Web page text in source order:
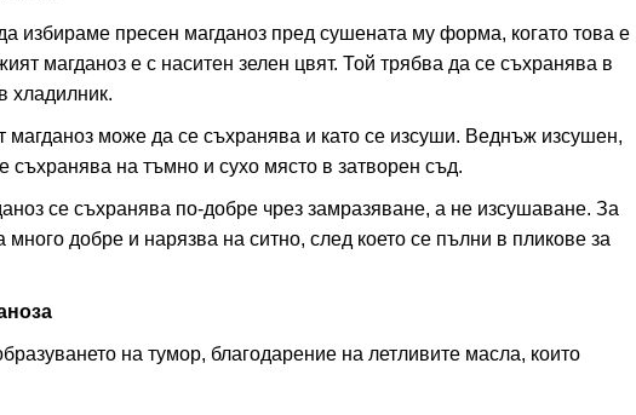
избираме пресен магданоз пред сушената му форма, когато това е
магданоз е с наситен зелен цвят. Той трябва да се съхранява в
хладилник.
магданоз може да се съхранява и като се изсуши. Веднъж изсушен,
съхранява на тъмно и сухо място в затворен съд.
се съхранява по-добре чрез замразяване, а не изсушаване. За
много добре и нарязва на ситно, след което се пълни в пликове за
на тумор, благодарение на летливите масла, които